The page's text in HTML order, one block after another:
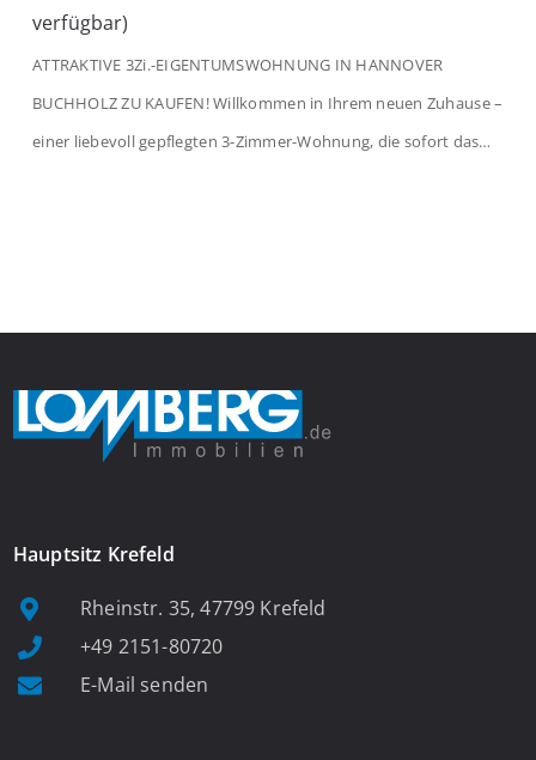
verfügbar)
ATTRAKTIVE 3Zi.-EIGENTUMSWOHNUNG IN HANNOVER
BUCHHOLZ ZU KAUFEN! Willkommen in Ihrem neuen Zuhause –
einer liebevoll gepflegten 3-Zimmer-Wohnung, die sofort das
Hauptsitz Krefeld
Rheinstr. 35, 47799 Krefeld
+49 2151-80720
E-Mail senden